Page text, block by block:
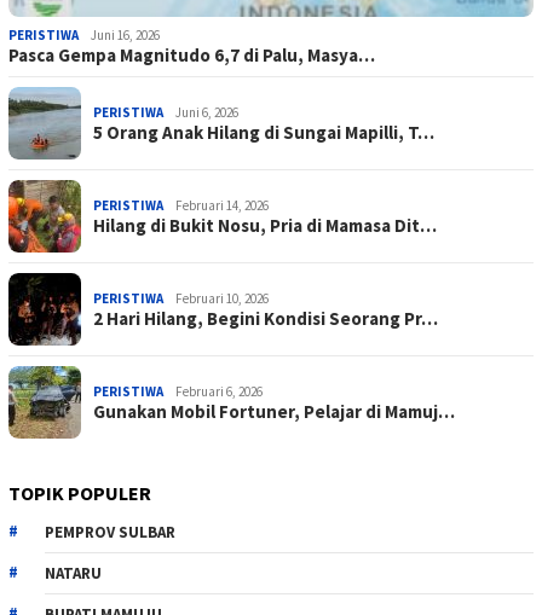
PERISTIWA Juni 16, 2026
Pasca Gempa Magnitudo 6,7 di Palu, Masya…
PERISTIWA Juni 6, 2026
5 Orang Anak Hilang di Sungai Mapilli, T…
PERISTIWA Februari 14, 2026
Hilang di Bukit Nosu, Pria di Mamasa Dit…
PERISTIWA Februari 10, 2026
2 Hari Hilang, Begini Kondisi Seorang Pr…
PERISTIWA Februari 6, 2026
Gunakan Mobil Fortuner, Pelajar di Mamuj…
TOPIK POPULER
PEMPROV SULBAR
NATARU